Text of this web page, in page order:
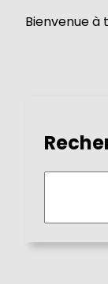
Bienvenue à